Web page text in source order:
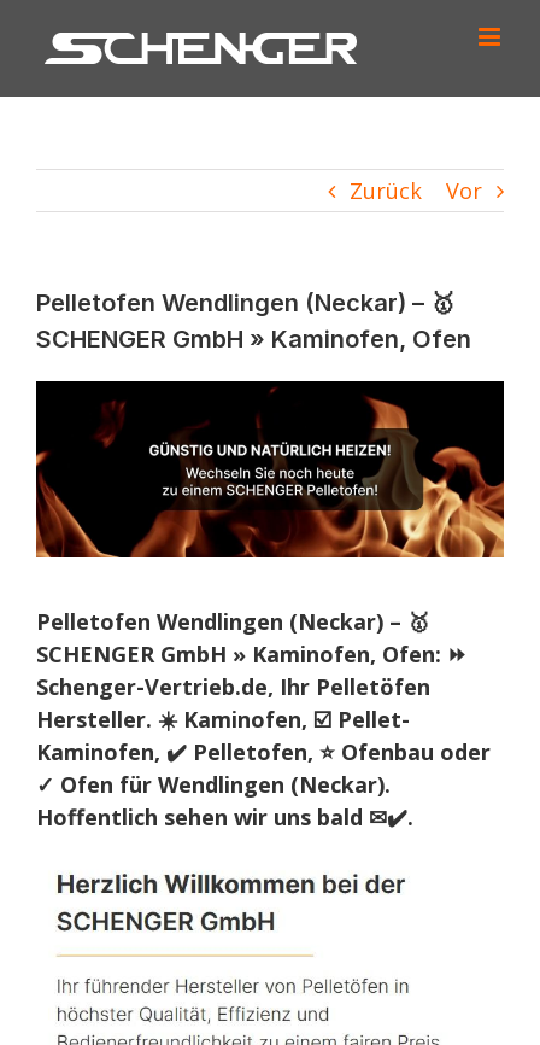
Inhalt
Zurück Vor
Pelletofen Wendlingen (Neckar) – 🥇
SCHENGER GmbH » Kaminofen, Ofen
Pelletofen Wendlingen (Neckar) – 🥇
SCHENGER GmbH » Kaminofen, Ofen: ⏩
Schenger-Vertrieb.de, Ihr Pelletöfen
Hersteller. ☀️ Kaminofen, ☑️ Pellet-
Kaminofen, ✔️ Pelletofen, ⭐ Ofenbau oder
✓ Ofen für Wendlingen (Neckar).
Hoffentlich sehen wir uns bald ✉✔️.